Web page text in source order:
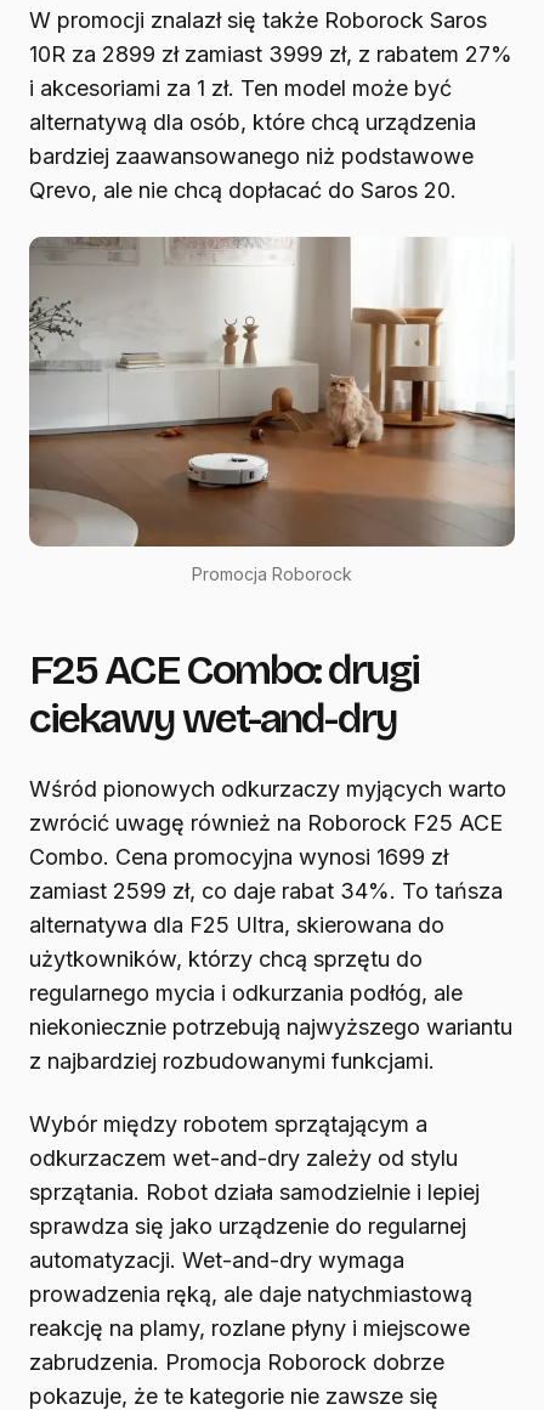
W promocji znalazł się także Roborock Saros
10R za 2899 zł zamiast 3999 zł, z rabatem 27%
i akcesoriami za 1 zł. Ten model może być
alternatywą dla osób, które chcą urządzenia
bardziej zaawansowanego niż podstawowe
Qrevo, ale nie chcą dopłacać do Saros 20.
Promocja Roborock
F25 ACE Combo: drugi
ciekawy wet-and-dry
Wśród pionowych odkurzaczy myjących warto
zwrócić uwagę również na Roborock F25 ACE
Combo. Cena promocyjna wynosi 1699 zł
zamiast 2599 zł, co daje rabat 34%. To tańsza
alternatywa dla F25 Ultra, skierowana do
użytkowników, którzy chcą sprzętu do
regularnego mycia i odkurzania podłóg, ale
niekoniecznie potrzebują najwyższego wariantu
z najbardziej rozbudowanymi funkcjami.
Wybór między robotem sprzątającym a
odkurzaczem wet-and-dry zależy od stylu
sprzątania. Robot działa samodzielnie i lepiej
sprawdza się jako urządzenie do regularnej
automatyzacji. Wet-and-dry wymaga
prowadzenia ręką, ale daje natychmiastową
reakcję na plamy, rozlane płyny i miejscowe
zabrudzenia. Promocja Roborock dobrze
pokazuje, że te kategorie nie zawsze się